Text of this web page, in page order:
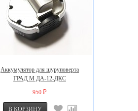
Аккумулятор для шуруповерта
ГРАД М ДА-12-ДКС
950 ₽